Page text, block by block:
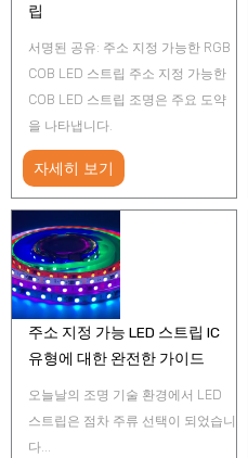
립
서명된 공유: 주소 지정 가능한 RGB
COB LED 스트립 주소 지정 가능한
COB LED 스트립 조명은 주요 도약
을 나타냅니다.
자세히 보기
주소 지정 가능 LED 스트립 IC
유형에 대한 완전한 가이드
오늘날의 조명 기술 환경에서 LED
스트립은 점차 주류 선택이 되었습니
다...